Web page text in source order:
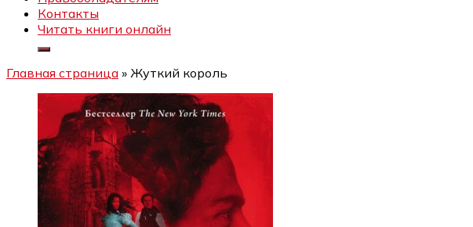
Контакты
Читать книги онлайн
Главная страница » Жуткий король